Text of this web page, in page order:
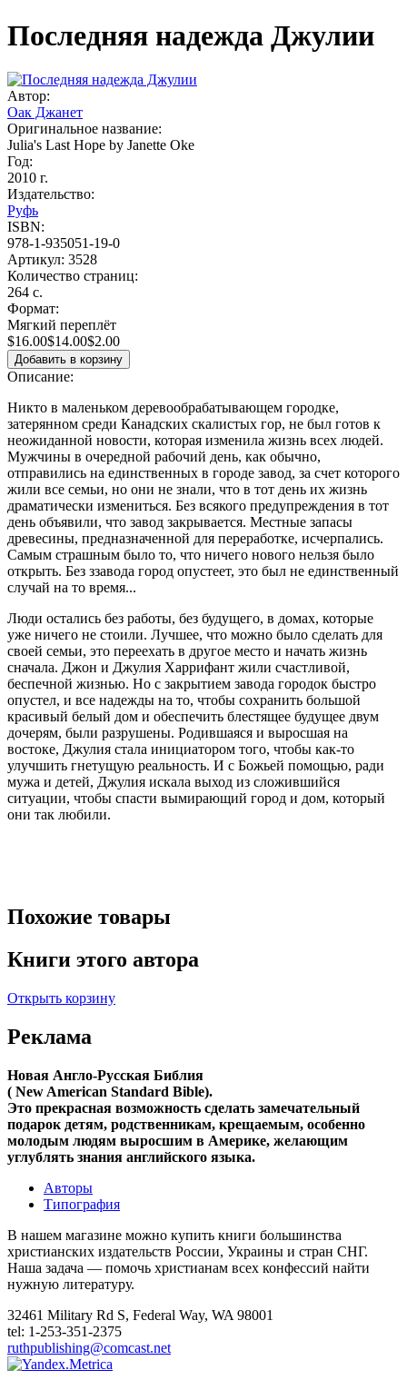
Последняя надежда Джулии
Автор:
Оак Джанет
Оригинальное название:
Julia's Last Hope by Janette Oke
Год:
2010 г.
Издательство:
Руфь
ISBN:
978-1-935051-19-0
Артикул: 3528
Количество страниц:
264 с.
Формат:
Мягкий переплёт
$16.00$14.00$2.00
Описание:
Никто в маленьком деревообрабатывающем городке,
затерянном среди Канадских скалистых гор, не был готов к
неожиданной новости, которая изменила жизнь всех людей.
Мужчины в очередной рабочий день, как обычно,
отправились на единственных в городе завод, за счет которого
жили все семьи, но они не знали, что в тот день их жизнь
драматически измениться. Без всякого предупреждения в тот
день объявили, что завод закрывается. Местные запасы
древесины, предназначенной для переработке, исчерпались.
Самым страшным было то, что ничего нового нельзя было
открыть. Без ззавода город опустеет, это был не единственный
случай на то время...
Люди остались без работы, без будущего, в домах, которые
уже ничего не стоили. Лучшее, что можно было сделать для
своей семьи, это переехать в другое место и начать жизнь
сначала. Джон и Джулия Харрифант жили счастливой,
беспечной жизнью. Но с закрытием завода городок быстро
опустел, и все надежды на то, чтобы сохранить большой
красивый белый дом и обеспечить блестящее будущее двум
дочерям, были разрушены. Родившаяся и выросшая на
востоке, Джулия стала инициатором того, чтобы как-то
улучшить гнетущую реальность. И с Божьей помощью, ради
мужа и детей, Джулия искала выход из сложившийся
ситуации, чтобы спасти вымирающий город и дом, который
они так любили.
Похожие товары
Книги этого автора
Открыть корзину
Реклама
Новая Англо-Русская Библия
( New American Standard Bible).
Это прекрасная возможность cделать замечательный
подарок детям, родственникам, крещаемым, особенно
молодым людям выросшим в Америке, желающим
углублять знания английского языка.
Авторы
Типография
В нашем магазине можно купить книги большинства
христианских издательств России, Украины и стран СНГ.
Наша задача — помочь христианам всех конфессий найти
нужную литературу.
32461 Military Rd S, Federal Way, WA 98001
tel: 1-253-351-2375
ruthpublishing@comcast.net